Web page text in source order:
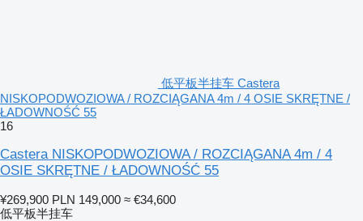
低平板半挂车 Castera
NISKOPODWOZIOWA / ROZCIĄGANA 4m / 4 OSIE SKRĘTNE /
ŁADOWNOŚĆ 55
16
Castera NISKOPODWOZIOWA / ROZCIĄGANA 4m / 4
OSIE SKRĘTNE / ŁADOWNOŚĆ 55
¥269,900 PLN 149,000 ≈ €34,600
低平板半挂车